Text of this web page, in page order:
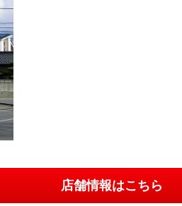
店舗情報はこちら